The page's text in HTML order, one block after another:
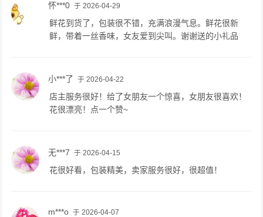
怀***0 于 2026-04-29
鲜花到货了，包装很不错，充满浪漫气息。鲜花很新
鲜，带着一丝香味，女友爱到尖叫。谢谢送的小礼品
小***了 于 2026-04-22
店主服务很好！给了女朋友一个惊喜，女朋友很喜欢！
花很漂亮！点一个赞~
无***7 于 2026-04-15
花很好看，包装精美，卖家服务很好，很超值！
m***o 于 2026-04-07